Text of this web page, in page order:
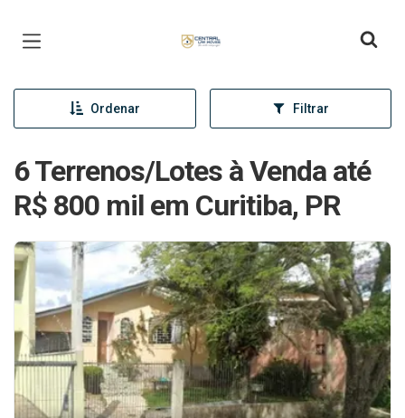
Ordenar Filtrar
6 Terrenos/Lotes à Venda até
R$ 800 mil em Curitiba, PR